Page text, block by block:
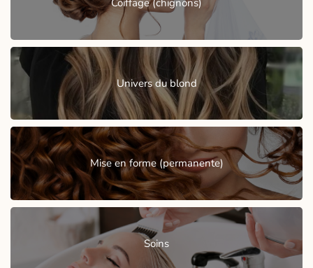
Coiffage (chignons)
Univers du blond
Mise en forme (permanente)
Soins